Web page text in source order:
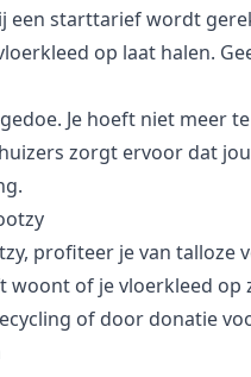
starttarief wordt
op laat halen.
Je hoeft niet
zorgt ervoor dat
profiteer je van
of je vloerkleed
of door donatie